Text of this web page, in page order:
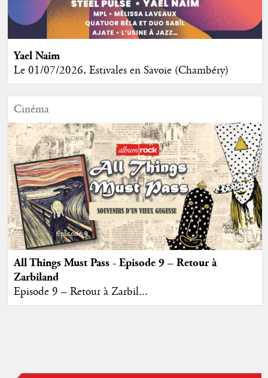
Yael Naim
Le 01/07/2026, Estivales en Savoie (Chambéry)
Cinéma
All Things Must Pass - Episode 9 – Retour à
Zarbiland
Episode 9 – Retour à Zarbil...